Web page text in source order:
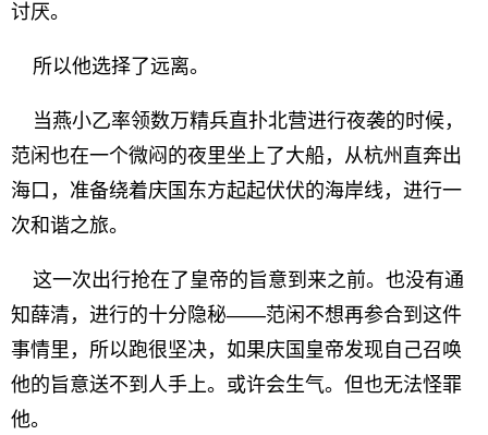
讨厌。
所以他选择了远离。
当燕小乙率领数万精兵直扑北营进行夜袭的时候，
范闲也在一个微闷的夜里坐上了大船，从杭州直奔出
海口，准备绕着庆国东方起起伏伏的海岸线，进行一
次和谐之旅。
这一次出行抢在了皇帝的旨意到来之前。也没有通
知薛清，进行的十分隐秘——范闲不想再参合到这件
事情里，所以跑很坚决，如果庆国皇帝发现自己召唤
他的旨意送不到人手上。或许会生气。但也无法怪罪
他。